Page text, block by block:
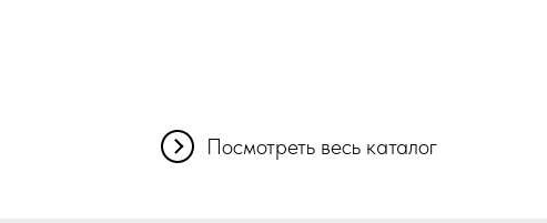
Посмотреть весь каталог